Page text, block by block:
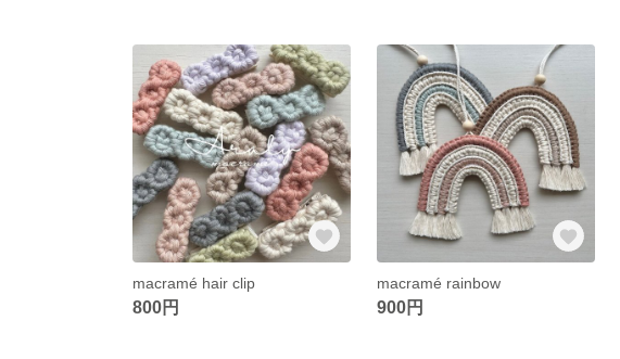
macramé hair clip
800円
macramé rainbow
900円